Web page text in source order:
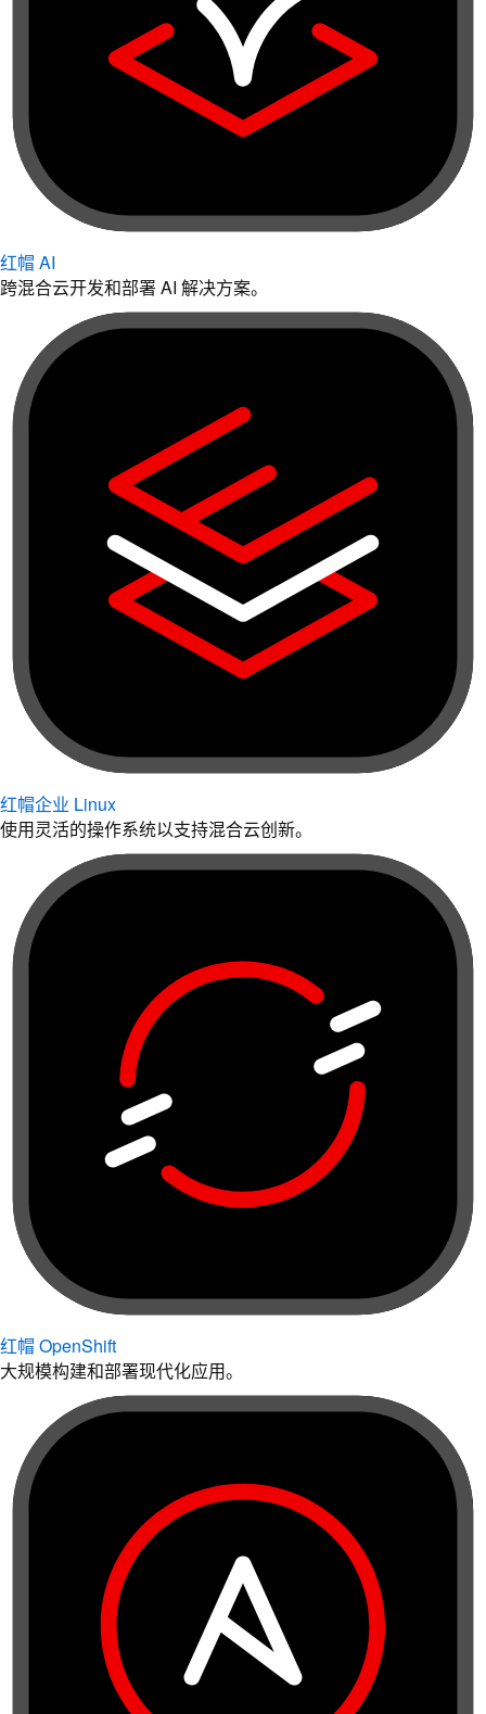
红帽 AI
跨混合云开发和部署 AI 解决方案。
红帽企业 Linux
使用灵活的操作系统以支持混合云创新。
红帽 OpenShift
大规模构建和部署现代化应用。